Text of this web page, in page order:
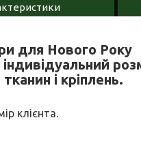
для Нового Року
і кріплень.
клієнта.